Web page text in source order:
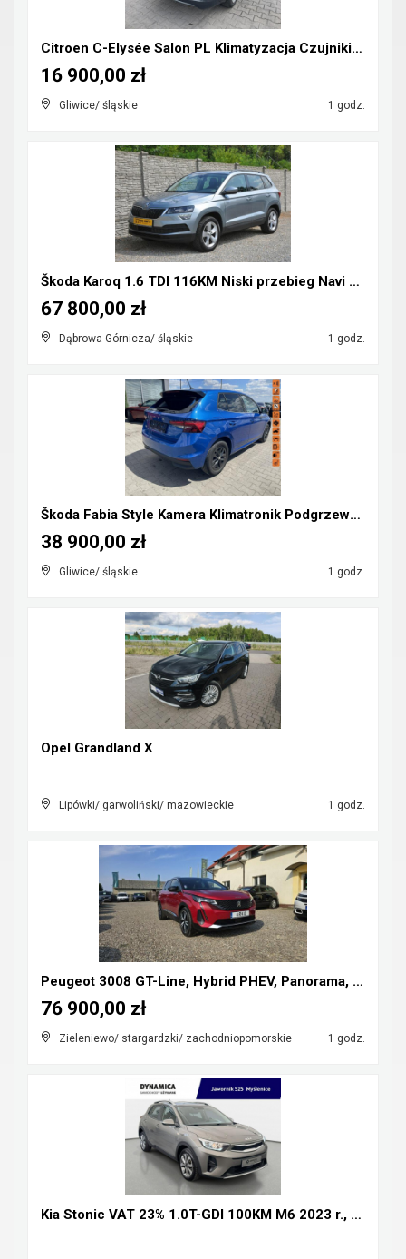
Citroen C-Elysée Salon PL Klimatyzacja Czujniki pa...
Gliwice/ śląskie 1 godz.
16 900,00 zł
Škoda Karoq 1.6 TDI 116KM Niski przebieg Navi Kame...
Dąbrowa Górnicza/ śląskie 1 godz.
67 800,00 zł
Škoda Fabia Style Kamera Klimatronik Podgrzewanie
Gliwice/ śląskie 1 godz.
38 900,00 zł
Opel Grandland X
Lipówki/ garwoliński/ mazowieckie 1 godz.
Peugeot 3008 GT-Line, Hybrid PHEV, Panorama, skóry...
Zieleniewo/ stargardzki/ zachodniopomorskie 1 godz.
76 900,00 zł
Kia Stonic VAT 23% 1.0T-GDI 100KM M6 2023 r., salo...